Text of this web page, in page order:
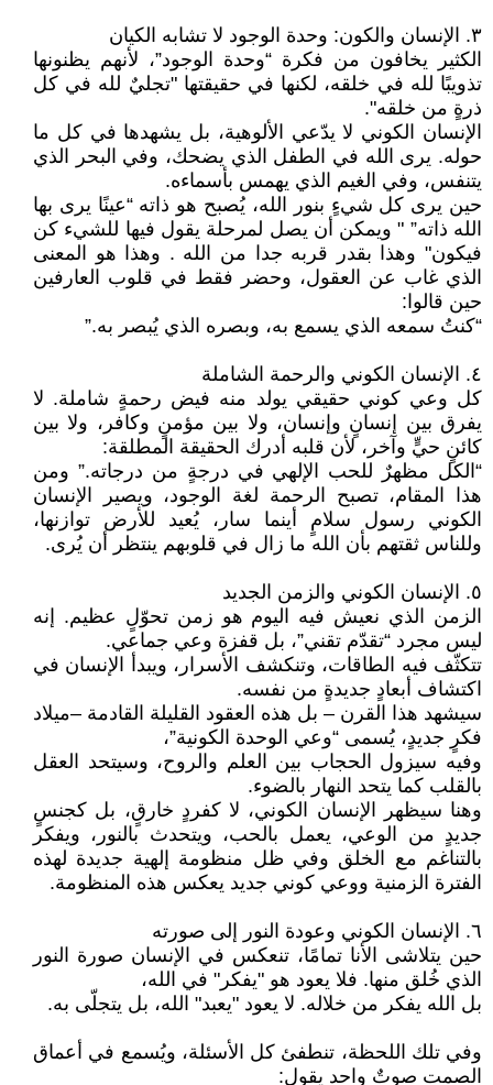
٣. الإنسان والكون: وحدة الوجود لا تشابه الكيان
الكثير يخافون من فكرة “وحدة الوجود”، لأنهم يظنونها
تذويبًا لله في خلقه، لكنها في حقيقتها "تجليٌ لله في كل
ذرةٍ من خلقه".
الإنسان الكوني لا يدّعي الألوهية، بل يشهدها في كل ما
حوله. يرى الله في الطفل الذي يضحك، وفي البحر الذي
يتنفس، وفي الغيم الذي يهمس بأسماءه.
حين يرى كل شيءٍ بنور الله، يُصبح هو ذاته “عينًا يرى بها
الله ذاته” " ويمكن أن يصل لمرحلة يقول فيها للشيء كن
فيكون" وهذا بقدر قربه جدا من الله . وهذا هو المعنى
الذي غاب عن العقول، وحضر فقط في قلوب العارفين
حين قالوا:
“كنتُ سمعه الذي يسمع به، وبصره الذي يُبصر به.”
٤. الإنسان الكوني والرحمة الشاملة
كل وعي كوني حقيقي يولد منه فيض رحمةٍ شاملة. لا
يفرق بين إنسانٍ وإنسان، ولا بين مؤمنٍ وكافر، ولا بين
كائنٍ حيٍّ وآخر، لأن قلبه أدرك الحقيقة المطلقة:
“الكل مظهرٌ للحب الإلهي في درجةٍ من درجاته.” ومن
هذا المقام، تصبح الرحمة لغة الوجود، ويصير الإنسان
الكوني رسول سلامٍ أينما سار، يُعيد للأرض توازنها،
وللناس ثقتهم بأن الله ما زال في قلوبهم ينتظر أن يُرى.
٥. الإنسان الكوني والزمن الجديد
الزمن الذي نعيش فيه اليوم هو زمن تحوّلٍ عظيم. إنه
ليس مجرد “تقدّم تقني”، بل قفزة وعي جماعي.
تتكثّف فيه الطاقات، وتنكشف الأسرار، ويبدأ الإنسان في
اكتشاف أبعادٍ جديدةٍ من نفسه.
سيشهد هذا القرن – بل هذه العقود القليلة القادمة –ميلاد
فكرٍ جديدٍ، يُسمى “وعي الوحدة الكونية”،
وفيه سيزول الحجاب بين العلم والروح، وسيتحد العقل
بالقلب كما يتحد النهار بالضوء.
وهنا سيظهر الإنسان الكوني، لا كفردٍ خارقٍ، بل كجنسٍ
جديدٍ من الوعي، يعمل بالحب، ويتحدث بالنور، ويفكر
بالتناغم مع الخلق وفي ظل منظومة إلهية جديدة لهذه
الفترة الزمنية ووعي كوني جديد يعكس هذه المنظومة.
٦. الإنسان الكوني وعودة النور إلى صورته
حين يتلاشى الأنا تمامًا، تنعكس في الإنسان صورة النور
الذي خُلق منها. فلا يعود هو "يفكر" في الله،
بل الله يفكر من خلاله. لا يعود "يعبد" الله، بل يتجلّى به.
وفي تلك اللحظة، تنطفئ كل الأسئلة، ويُسمع في أعماق
الصمت صوتٌ واحد يقول: